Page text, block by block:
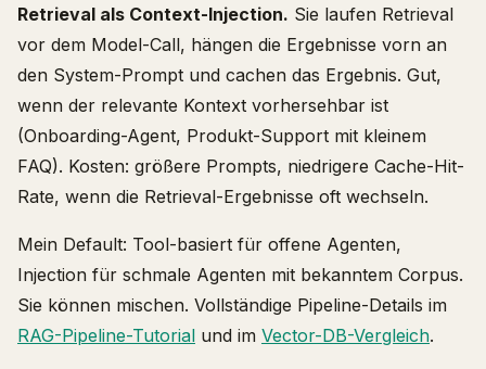
Retrieval als Context-Injection. Sie laufen Retrieval
vor dem Model-Call, hängen die Ergebnisse vorn an
den System-Prompt und cachen das Ergebnis. Gut,
wenn der relevante Kontext vorhersehbar ist
(Onboarding-Agent, Produkt-Support mit kleinem
FAQ). Kosten: größere Prompts, niedrigere Cache-Hit-
Rate, wenn die Retrieval-Ergebnisse oft wechseln.
Mein Default: Tool-basiert für offene Agenten,
Injection für schmale Agenten mit bekanntem Corpus.
Sie können mischen. Vollständige Pipeline-Details im
RAG-Pipeline-Tutorial und im Vector-DB-Vergleich.